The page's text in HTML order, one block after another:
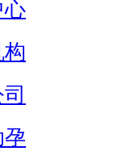
心
孕